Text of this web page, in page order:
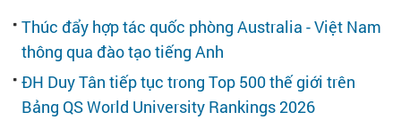
Nhà tuyển dụng
Thúc đẩy hợp tác quốc phòng Australia - Việt Nam
thông qua đào tạo tiếng Anh
ĐH Duy Tân tiếp tục trong Top 500 thế giới trên
Bảng QS World University Rankings 2026